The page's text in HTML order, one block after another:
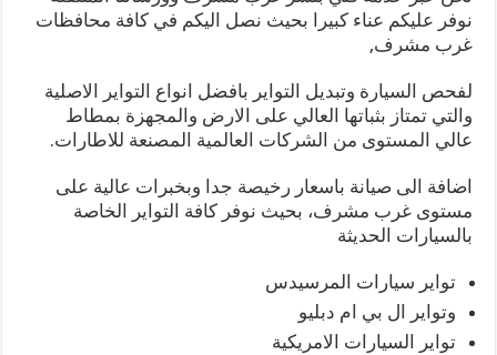
نوفر عليكم عناء كبيرا بحيث نصل اليكم في كافة محافظات
غرب مشرف,
لفحص السيارة وتبديل التواير بافضل انواع التواير الاصلية
والتي تمتاز بثباتها العالي على الارض والمجهزة بمطاط
عالي المستوى من الشركات العالمية المصنعة للاطارات.
اضافة الى صيانة باسعار رخيصة جدا وبخبرات عالية على
مستوى غرب مشرف، بحيث نوفر كافة التواير الخاصة
بالسيارات الحديثة
تواير سيارات المرسيدس
وتواير ال بي ام دبليو
تواير السيارات الامريكية